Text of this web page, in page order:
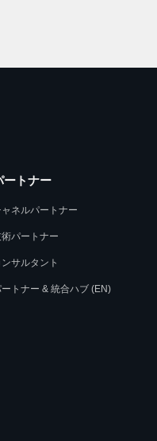
ートナー
ネルパートナー
パートナー
ンサルタント
トナー & 統合ハブ (EN)